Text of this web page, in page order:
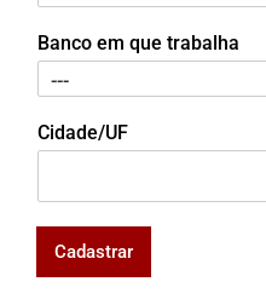
Banco em que trabalha
Cidade/UF
Cadastrar